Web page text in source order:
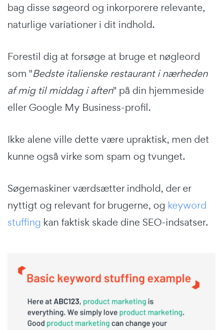
bag disse søgeord og inkorporere relevante,
naturlige variationer i dit indhold.
Forestil dig at forsøge at bruge et nøgleord
som "Bedste italienske restaurant i nærheden
af mig til middag i aften" på din hjemmeside
eller Google My Business-profil.
Ikke alene ville dette være upraktisk, men det
kunne også virke som spam og tvunget.
Søgemaskiner værdsætter indhold, der er
nyttigt og relevant for brugerne, og keyword
stuffing kan faktisk skade dine SEO-indsatser.